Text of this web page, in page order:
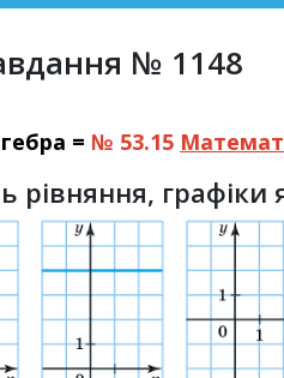
№ 1148
= № 53.15
рівняння,